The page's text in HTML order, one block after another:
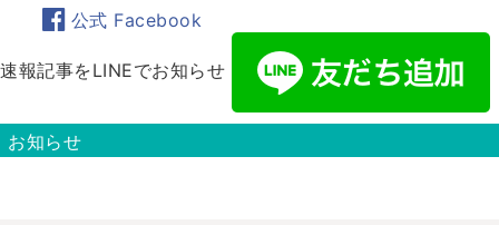
公式 Facebook
速報記事をLINEでお知らせ
お知らせ